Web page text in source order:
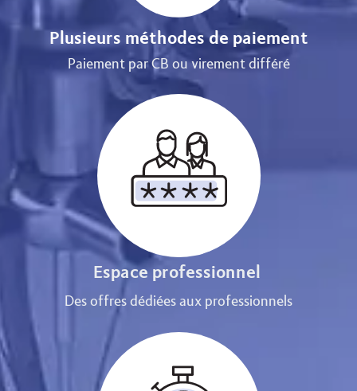
Plusieurs méthodes de paiement
Paiement par CB ou virement différé
Espace professionnel
Des offres dédiées aux professionnels